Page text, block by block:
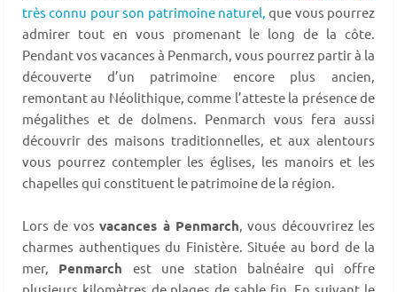
très connu pour son patrimoine naturel, que vous pourrez
admirer tout en vous promenant le long de la côte.
Pendant vos vacances à Penmarch, vous pourrez partir à la
découverte d’un patrimoine encore plus ancien,
remontant au Néolithique, comme l’atteste la présence de
mégalithes et de dolmens. Penmarch vous fera aussi
découvrir des maisons traditionnelles, et aux alentours
vous pourrez contempler les églises, les manoirs et les
chapelles qui constituent le patrimoine de la région.
Lors de vosvacances à Penmarch , vous découvrirez les
charmes authentiques du Finistère. Située au bord de la
mer, Penmarch est une station balnéaire qui offre
plusieurs kilomètres de plages de sable fin. En suivant le